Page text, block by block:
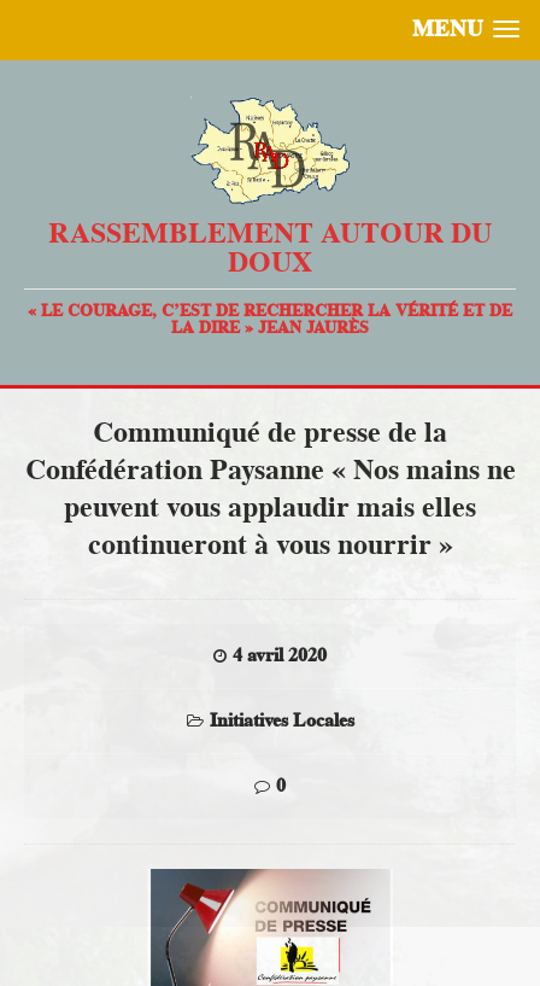
MENU
RASSEMBLEMENT AUTOUR DU
DOUX
« LE COURAGE, C’EST DE RECHERCHER LA VÉRITÉ ET DE
LA DIRE » JEAN JAURÈS
Communiqué de presse de la
Confédération Paysanne « Nos mains ne
peuvent vous applaudir mais elles
continueront à vous nourrir »
4 avril 2020
Initiatives Locales
0